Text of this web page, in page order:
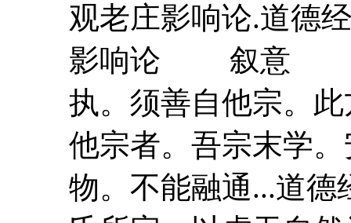
观老庄影响论.道德经
影响论 叙意 西
执。须善自他宗。
他宗者。吾宗末学
物。不能融通...道德